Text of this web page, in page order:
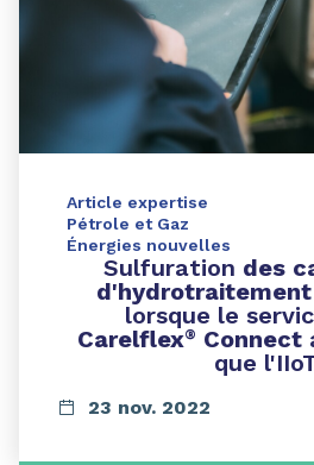
Article expertise
Pétrole et Gaz
Énergies nouvelles
Sulfuration des
d'hydrotraitement
lorsque le
Carelflex® Connect
que
23 nov. 2022